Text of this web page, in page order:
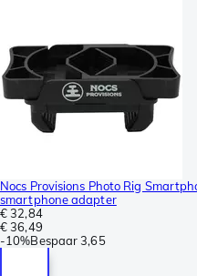
Nocs Provisions Photo Rig
smartphone adapter
€ 32,84
€ 36,49
-10%Bespaar 3,65